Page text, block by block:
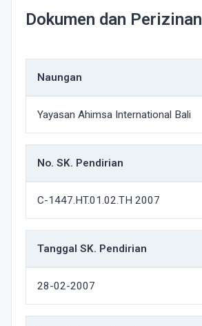
Dokumen dan Perizinan
Naungan
Yayasan Ahimsa International Bali
No. SK. Pendirian
C-1447.HT.01.02.TH 2007
Tanggal SK. Pendirian
28-02-2007